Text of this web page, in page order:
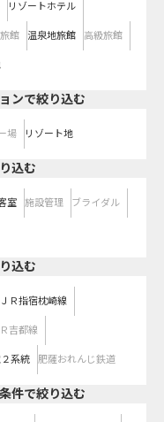
リゾートホテル
館 温泉地旅館 高級旅館
ンで絞り込む
場 リゾート地
込む
室 施設管理 ブライダル
込む
ＪＲ指宿枕崎線
吉都線
系統 肥薩おれんじ鉄道
件で絞り込む